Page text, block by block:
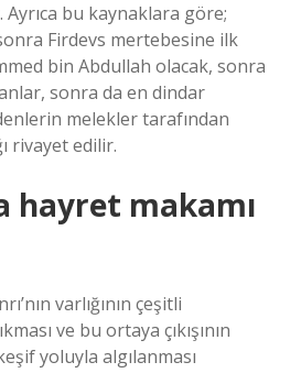
bu kaynaklara göre;
Firdevs mertebesine ilk
bin Abdullah olacak, sonra
sonra da en dindar
melekler tarafından
rivayet edilir.
hayret makamı
varlığının çeşitli
ve bu ortaya çıkışının
yoluyla algılanması